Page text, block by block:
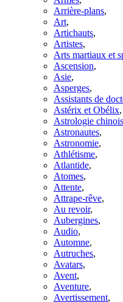
Arrière-plans,
Art,
Artichauts,
Artistes,
Arts martiaux et
Ascension,
Asie,
Asperges,
Assistants de
Astérix et Obélix,
Astrologie
Astronautes,
Astronomie,
Athlétisme,
Atlantide,
Atomes,
Attente,
Attrape-rêve,
Au revoir,
Aubergines,
Audio,
Automne,
Autruches,
Avatars,
Avent,
Aventure,
Avertissement,